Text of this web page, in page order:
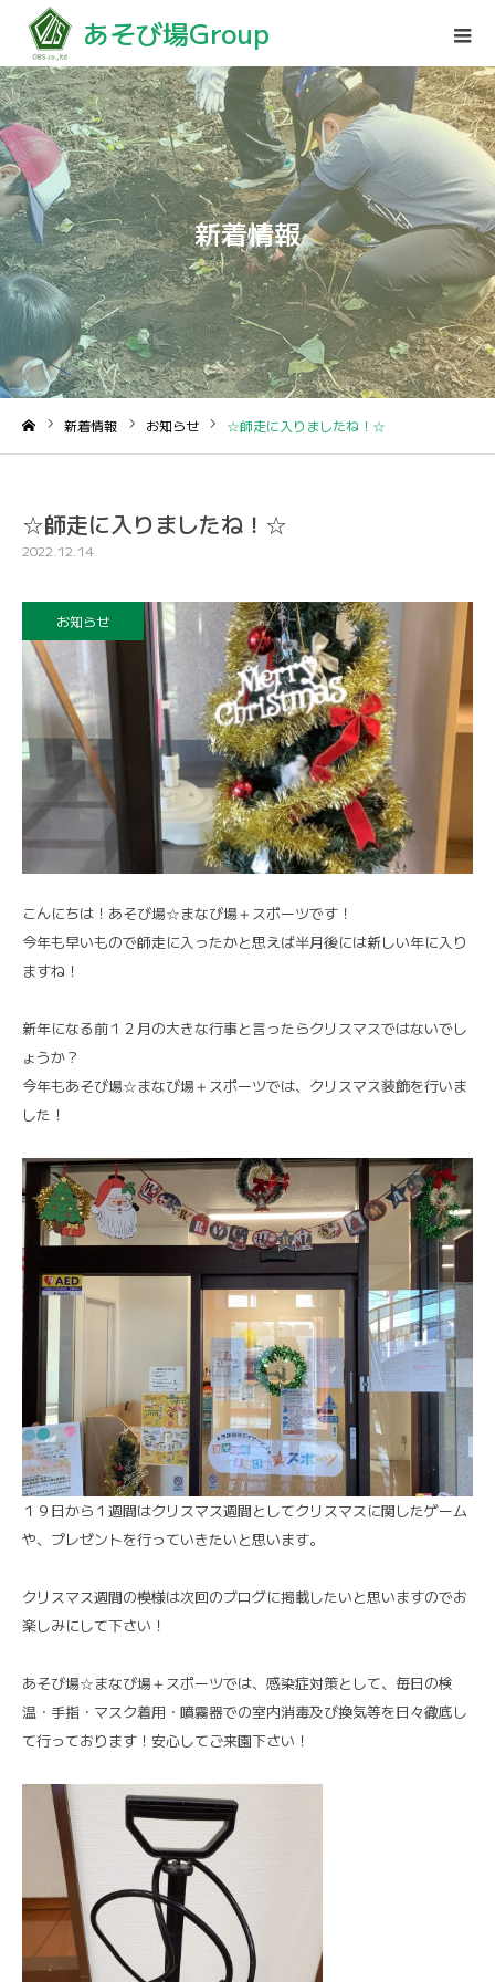
あそび場Group
新着情報
新着情報 お知らせ ☆師走に入りましたね！☆
☆師走に入りましたね！☆
2022.12.14
お知らせ
こんにちは！あそび場☆まなび場＋スポーツです！
今年も早いもので師走に入ったかと思えば半月後には新しい年に入り
ますね！
新年になる前１２月の大きな行事と言ったらクリスマスではないでし
ょうか？
今年もあそび場☆まなび場＋スポーツでは、クリスマス装飾を行いま
した！
１９日から１週間はクリスマス週間としてクリスマスに関したゲーム
や、プレゼントを行っていきたいと思います。
クリスマス週間の模様は次回のブログに掲載したいと思いますのでお
楽しみにして下さい！
あそび場☆まなび場＋スポーツでは、感染症対策として、毎日の検
温・手指・マスク着用・噴霧器での室内消毒及び換気等を日々徹底し
て行っております！安心してご来園下さい！